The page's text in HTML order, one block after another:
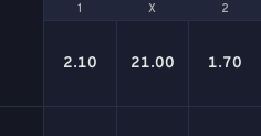
1 Х 2
1 Х 2
2.10 21.00 1.70